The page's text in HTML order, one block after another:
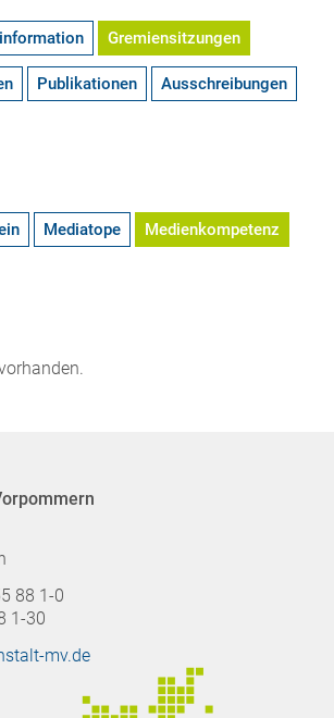
Gremiensitzungen
Publikationen Ausschreibungen
Mediatope Medienkompetenz
88 1-0
1-30
mv.de